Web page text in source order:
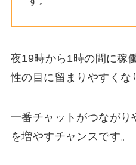
夜19時から1時の間に稼
性の目に留まりやすくな
一番チャットがつながり
を増やすチャンスです。